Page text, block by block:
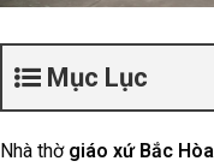
Mục Lục
Nhà thờ giáo xứ Bắc Hòa